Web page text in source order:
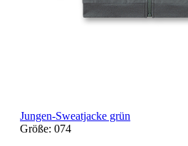
Jungen-Sweatjacke grün
Größe: 074